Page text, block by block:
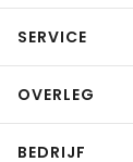
SERVICE
OVERLEG
BEDRIJF